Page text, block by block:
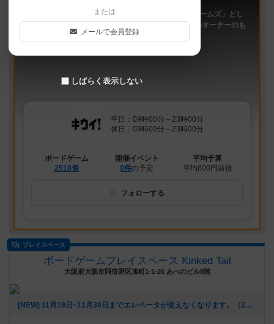
「キウイ！」は、2011年9月大阪日本橋で「キウイゲームズ」とし
てスタートしたボードゲームカフェです。 今は新しいオーナーのも
平日：09時00分～23時00分
休日：09時00分～23時00分
ボードゲーム
2518個
開催イベント
0件の予定
平均予算
平均800円前後
フォローする
プレイスペース
ボードゲームプレイスペース Kinked Tail
大阪府大阪市阿倍野区旭町1-1-26 あべのビル8階
[NEW] 11月19日~11月30日までエレベータが使えなくなります。（2025年10月20日 16時13分）
または
メールで会員登録
しばらく表示しない